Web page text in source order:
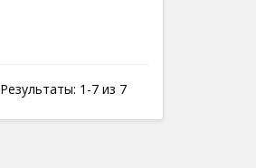
Результаты: 1-7 из 7